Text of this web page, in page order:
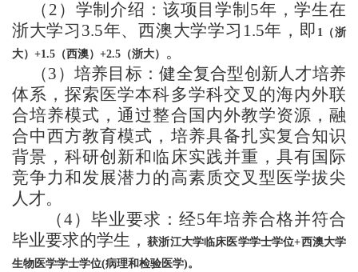
（ 2 ）学制介绍：该项目学制 5年，学生在
浙大学习 3.5年、西澳大学学习 1.5年，即 1
（浙
大） +1.5 （西澳） +2.5 （浙大）
。
（3 ）培养目标：健全复合型创新人才培养
体系，探索医学本科多学科交叉的海内外联
合培养模式，通过整合国内外教学资源，融
合中西方教育模式，培养具备扎实复合知识
背景，科研创新和临床实践并重，具有国际
竞争力和发展潜力的高素质交叉型医学拔尖
人才。
（4）毕业要求：经5年培养合格并符合
毕业要求的学生，获浙江大学临床医学学士学位+西澳大学
生物医学学士学位(病理和检验医学)。